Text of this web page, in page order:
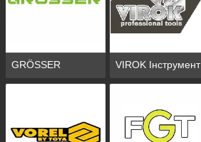
GRÖSSER VIROK Інструмент